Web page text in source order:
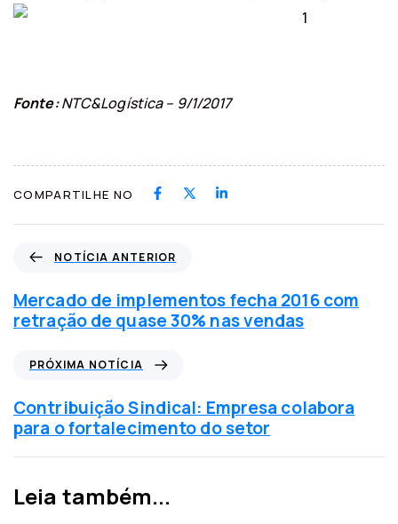
Fonte:NTC&Logística – 9/1/2017
COMPARTILHE NO
t
í
c
n
t
e
i
NOTÍCIA ANTERIOR
Mercado de implementos fecha 2016 com
retração de quase 30% nas vendas
ó
x
i
m
n
PRÓXIMA NOTÍCIA
Contribuição Sindical: Empresa colabora
para o fortalecimento do setor
Leia também...